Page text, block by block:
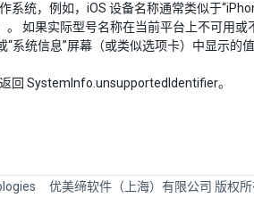
系统，例如，iOS 设备名称通常类似于
。 如果实际型号名称在当前平台上不可用
“系统信息”屏幕（或类似选项卡）中显示的
回 SystemInfo.unsupportedIdentifier。
优美缔软件（上海）有限公司 版权